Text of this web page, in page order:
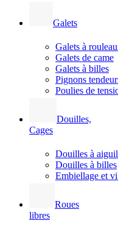
Galets
Galets à
Galets de came
Galets à billes
Pignons
Poulies de
Douilles,
Cages
Douilles à
Douilles à billes
Embiellage et
Roues
libres